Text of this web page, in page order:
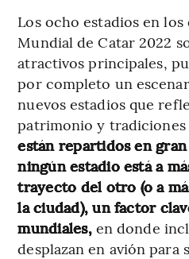
Los ocho estadios en los
Mundial de Catar 2022
atractivos principales,
por completo un
nuevos estadios que
patrimonio y
están repartidos en
ningún estadio está a
trayecto del otro (o a
la ciudad), un factor
mundiales,en donde
desplazan en avión para